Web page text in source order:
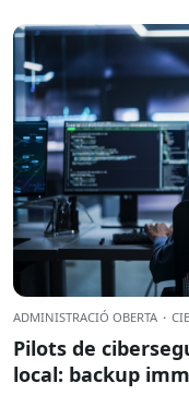
habitualment...
ADMINISTRACIÓ OBERTA ·
Pilots de
local: backup